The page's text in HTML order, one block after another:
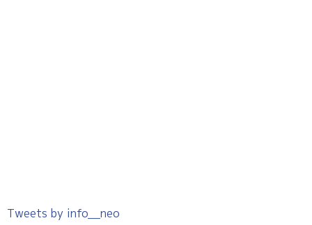
Tweets by info__neo